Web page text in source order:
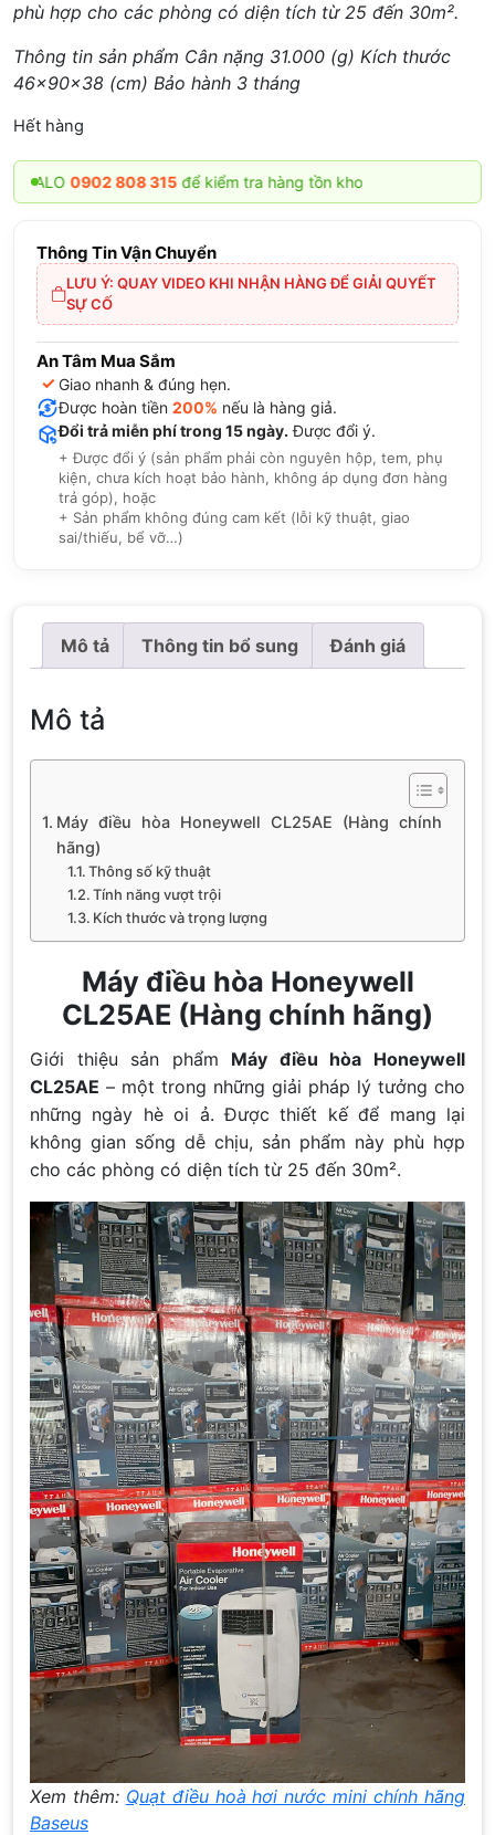
phù hợp cho các phòng có diện tích từ 25 đến 30m².
Thông tin sản phẩm Cân nặng 31.000 (g) Kích thước
46x90x38 (cm) Bảo hành 3 tháng
Hết hàng
0902 808 315để kiểm tra hàng tồn kho
Thông Tin Vận Chuyển
LƯU Ý: QUAY VIDEO KHI NHẬN HÀNG ĐỂ GIẢI QUYẾT
SỰ CỐ
An Tâm Mua Sắm
✓ Giao nhanh & đúng hẹn.
Được hoàn tiền 200% nếu là hàng giả.
Đổi trả miễn phí trong 15 ngày. Được đổi ý.
+ Được đổi ý (sản phẩm phải còn nguyên hộp, tem, phụ
kiện, chưa kích hoạt bảo hành, không áp dụng đơn hàng
trả góp), hoặc
+ Sản phẩm không đúng cam kết (lỗi kỹ thuật, giao
sai/thiếu, bể vỡ…)
Mô tả Thông tin bổ sung Đánh giá
Mô tả
Máy điều hòa Honeywell CL25AE (Hàng chính
hãng)
Thông số kỹ thuật
Tính năng vượt trội
Kích thước và trọng lượng
Máy điều hòa Honeywell
CL25AE (Hàng chính hãng)
Giới thiệu sản phẩm Máy điều hòa Honeywell
CL25AE – một trong những giải pháp lý tưởng cho
những ngày hè oi ả. Được thiết kế để mang lại
không gian sống dễ chịu, sản phẩm này phù hợp
cho các phòng có diện tích từ 25 đến 30m².
Xem thêm: Quạt điều hoà hơi nước mini chính hãng
Baseus